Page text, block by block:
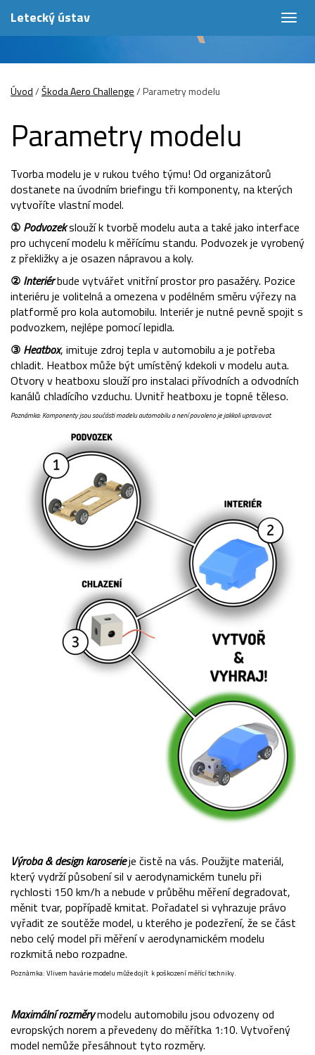
Letecký ústav
Úvod/Škoda Aero Challenge/Parametry modelu
Parametry modelu
Tvorba modelu je v rukou tvého týmu! Od organizátorů
dostanete na úvodním briefingu tři komponenty, na kterých
vytvoříte vlastní model.
① Podvozekslouží k tvorbě modelu auta a také jako interface
pro uchycení modelu k měřícímu standu. Podvozek je vyrobený
z překližky a je osazen nápravou a koly.
② Interiérbude vytvářet vnitřní prostor pro pasažéry. Pozice
interiéru je volitelná a omezena v podélném směru výřezy na
platformě pro kola automobilu. Interiér je nutné pevně spojit s
podvozkem, nejlépe pomocí lepidla.
③ Heatbox, imituje zdroj tepla v automobilu a je potřeba
chladit. Heatbox může být umístěný kdekoli v modelu auta.
Otvory v heatboxu slouží pro instalaci přívodních a odvodních
kanálů chladícího vzduchu. Uvnitř heatboxu je topné těleso.
Poznámka: Komponenty jsou součásti modelu automobilu a není povoleno je jakkoli upravovat.
Výroba & design karoserieje čistě na vás. Použijte materiál,
který vydrží působení sil v aerodynamickém tunelu při
rychlosti 150 km/h a nebude v průběhu měření degradovat,
měnit tvar, popřípadě kmitat. Pořadatel si vyhrazuje právo
vyřadit ze soutěže model, u kterého je podezření, že se část
nebo celý model při měření v aerodynamickém modelu
rozkmitá nebo rozpadne.
Poznámka: Vlivem havárie modelu může dojít k poškození měřící techniky.
Maximální rozměrymodelu automobilu jsou odvozeny od
evropských norem a převedeny do měřítka 1:10. Vytvořený
model nemůže přesáhnout tyto rozměry.